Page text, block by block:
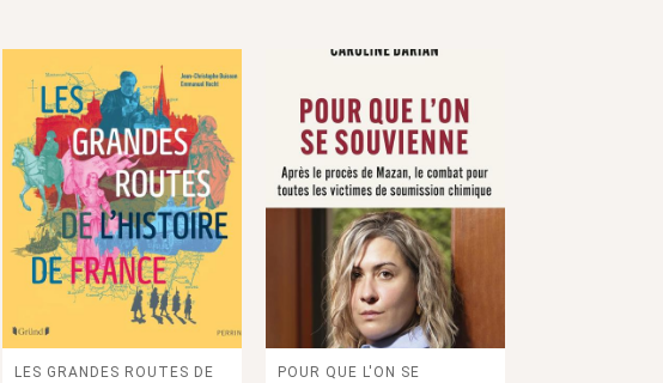
LES GRANDES ROUTES DE
POUR QUE L'ON SE